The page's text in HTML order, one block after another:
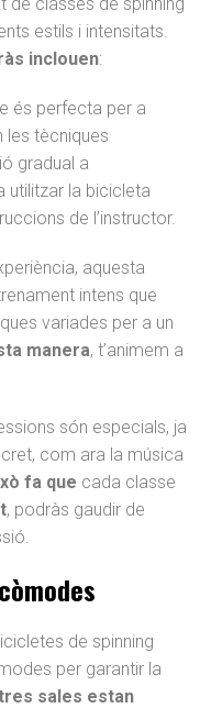
estils i intensitats.
inclouen:
és perfecta per a
les tècniques
gradual a
utilitzar la bicicleta
de l’instructor.
aquesta
intens que
variades per a un
manera, t’animem a
són especials, ja
com ara la música
fa que cada classe
, podràs gaudir de
de spinning
per garantir la
sales estan